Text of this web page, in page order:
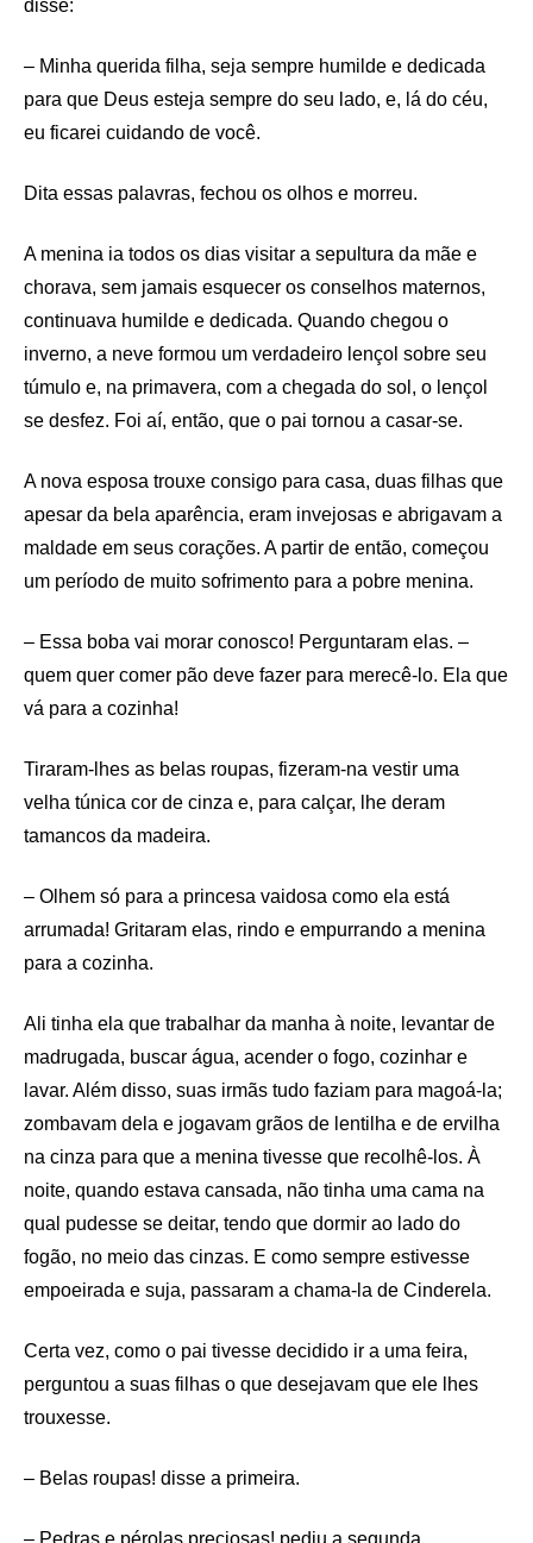
disse:
– Minha querida filha, seja sempre humilde e dedicada
para que Deus esteja sempre do seu lado, e, lá do céu,
eu ficarei cuidando de você.
Dita essas palavras, fechou os olhos e morreu.
A menina ia todos os dias visitar a sepultura da mãe e
chorava, sem jamais esquecer os conselhos maternos,
continuava humilde e dedicada. Quando chegou o
inverno, a neve formou um verdadeiro lençol sobre seu
túmulo e, na primavera, com a chegada do sol, o lençol
se desfez. Foi aí, então, que o pai tornou a casar-se.
A nova esposa trouxe consigo para casa, duas filhas que
apesar da bela aparência, eram invejosas e abrigavam a
maldade em seus corações. A partir de então, começou
um período de muito sofrimento para a pobre menina.
– Essa boba vai morar conosco! Perguntaram elas. –
quem quer comer pão deve fazer para merecê-lo. Ela que
vá para a cozinha!
Tiraram-lhes as belas roupas, fizeram-na vestir uma
velha túnica cor de cinza e, para calçar, lhe deram
tamancos da madeira.
– Olhem só para a princesa vaidosa como ela está
arrumada! Gritaram elas, rindo e empurrando a menina
para a cozinha.
Ali tinha ela que trabalhar da manha à noite, levantar de
madrugada, buscar água, acender o fogo, cozinhar e
lavar. Além disso, suas irmãs tudo faziam para magoá-la;
zombavam dela e jogavam grãos de lentilha e de ervilha
na cinza para que a menina tivesse que recolhê-los. À
noite, quando estava cansada, não tinha uma cama na
qual pudesse se deitar, tendo que dormir ao lado do
fogão, no meio das cinzas. E como sempre estivesse
empoeirada e suja, passaram a chama-la de Cinderela.
Certa vez, como o pai tivesse decidido ir a uma feira,
perguntou a suas filhas o que desejavam que ele lhes
trouxesse.
– Belas roupas! disse a primeira.
– Pedras e pérolas preciosas! pediu a segunda.